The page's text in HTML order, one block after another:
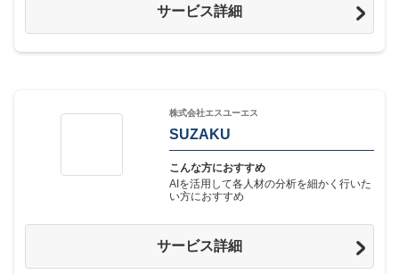
サービス詳細
株式会社エスユーエス
SUZAKU
こんな方におすすめ
AIを活用して各人材の分析を細かく行いた
い方におすすめ
サービス詳細